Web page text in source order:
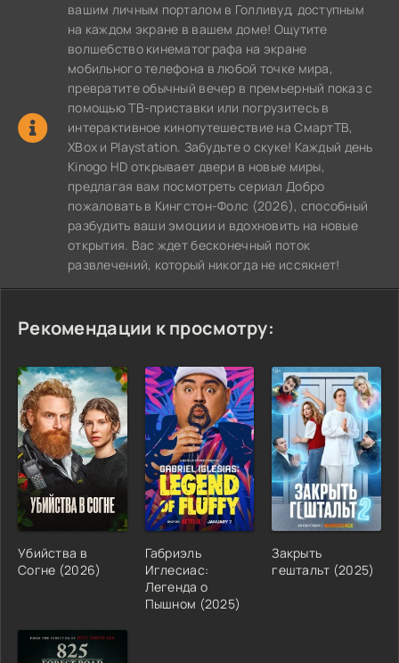
вашим личным порталом в Голливуд, доступным
на каждом экране в вашем доме! Ощутите
волшебство кинематографа на экране
мобильного телефона в любой точке мира,
превратите обычный вечер в премьерный показ с
помощью ТВ-приставки или погрузитесь в
интерактивное кинопутешествие на СмартТВ,
XBox и Playstation. Забудьте о скуке! Каждый день
Kinogo HD открывает двери в новые миры,
предлагая вам посмотреть сериал Добро
пожаловать в Кингстон-Фолс (2026), способный
разбудить ваши эмоции и вдохновить на новые
открытия. Вас ждет бесконечный поток
развлечений, который никогда не иссякнет!
Рекомендации к просмотру:
Убийства в
Согне (2026)
Габриэль
Иглесиас:
Легенда о
Пышном (2025)
Закрыть
гештальт (2025)